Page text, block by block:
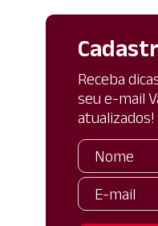
Receba
seu e-mail
atualizados!